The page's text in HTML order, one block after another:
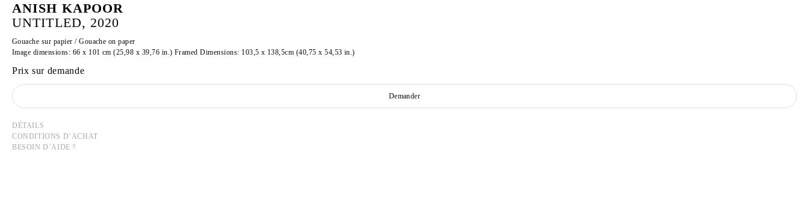
ANISH KAPOOR
UNTITLED, 2020
Gouache sur papier / Gouache on paper
Image dimensions: 66 x 101 cm (25,98 x 39,76 in.) Framed Dimensions: 103,5 x 138,5cm (40,75 x 54,53 in.)
Prix sur demande
Demander
DÉTAILS
CONDITIONS D’ACHAT
BESOIN D’AIDE ?